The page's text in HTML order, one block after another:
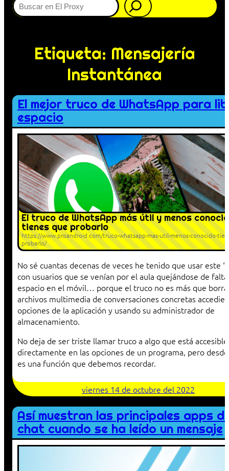
Etiqueta: Mensajería
Instantánea
El mejor truco de WhatsApp para
espacio
El truco de WhatsApp más útil y menos
tienes que probarlo
https://www.proandroid.com/truco-whatsapp-mas-util-menos-conocido-
probarlo/
No sé cuantas decenas de veces he tenido que usar este
con usuarios que se venían por el aula quejándose de
espacio en el móvil… porque el truco no es más que
archivos multimedia de conversaciones concretas
opciones de la aplicación y usando su administrador de
almacenamiento.
No deja de ser triste llamar truco a algo que está accesible
directamente en las opciones de un programa, pero
es una función que debemos recordar.
viernes 14 de octubre del 2022
Así muestran las principales apps
chat cuando se ha leído un mensaje